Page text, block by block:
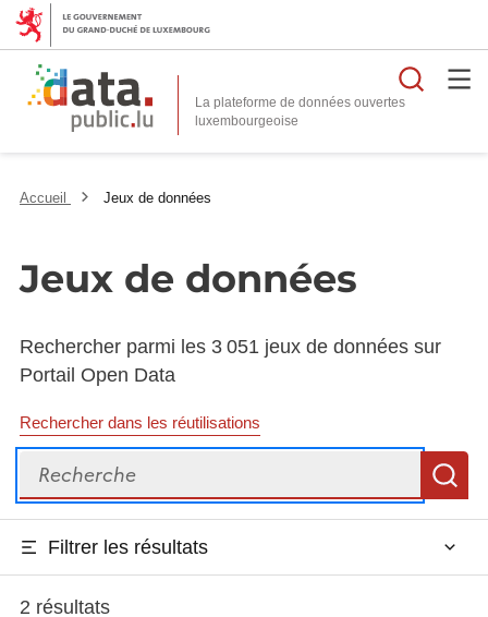
La plateforme de données ouvertes
Accueil Jeux de données
Jeux de données
Rechercher parmi les 3 051 jeux de données sur
Portail Open Data
Rechercher dans les réutilisations
Recherche
Filtrer les résultats
2 résultats